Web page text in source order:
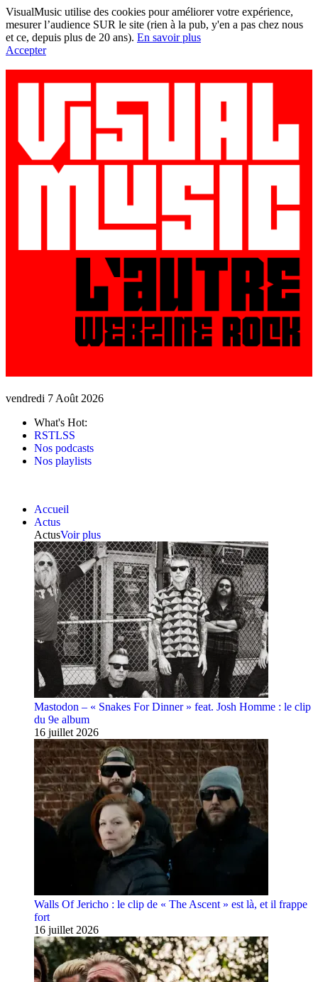
VisualMusic utilise des cookies pour améliorer votre expérience,
mesurer l’audience SUR le site (rien à la pub, y'en a pas chez nous
et ce, depuis plus de 20 ans). En savoir plus
Accepter
vendredi 7 Août 2026
What's Hot:
RSTLSS
Nos podcasts
Nos playlists
Accueil
Actus
ActusVoir plus
Mastodon – « Snakes For Dinner » feat. Josh Homme : le clip
du 9e album
16 juillet 2026
Walls Of Jericho : le clip de « The Ascent » est là, et il frappe
fort
16 juillet 2026